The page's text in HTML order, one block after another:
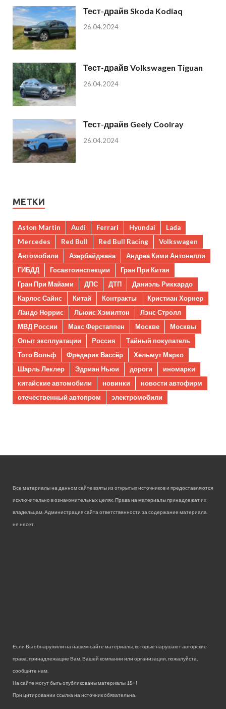
Тест-драйв Skoda Kodiaq
26.04.2024
Тест-драйв Volkswagen Tiguan
26.04.2024
Тест-драйв Geely Coolray
26.04.2024
МЕТКИ
Aston Martin Audi Ferrari Hyundai
Lada
Mercedes
Red Bull Red Bull Racing
Volkswagen
Автомобили
Азербайджана
Андреа Кими Антонелли
ГИБДД
Госавтоинспекции
Гран При Китая
Гран При Майами
ДПС ДТП
Даниэль Риккардо
Карлос Сайнс
Китай Контракты
Кристиан Хорнер
Ландо Норрис
Льюис Хэмилтон
Лэнс Стролл
МВД России
Макс Ферстаппен Москве
Москвы
Опыт эксплуатации
Россия
Тайный покупатель
Тото Вольф
Фредерик Вассёр
Хельмут Марко
Шарль Леклер
Эдриан Ньюи дороги
иномарки
китайские автомобили
новинки
новости автофирм
отечественный автопром
электромобили
Все материалы на данном сайте взяты из открытых источников и предоставляются
исключительно в ознакомительных целях. Права на материалы принадлежат их
владельцам. Администрация сайта ответственности за содержание материала
не несет.
Если Вы обнаружили на нашем сайте материалы, которые нарушают авторские
права, принадлежащие Вам, Вашей компании или организации, пожалуйста,
сообщите нам.
На сайте могут быть опубликованы материалы 18+!
При цитировании ссылка на источник обязательна.